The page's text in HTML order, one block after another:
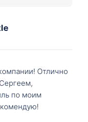
Отлично
по моим